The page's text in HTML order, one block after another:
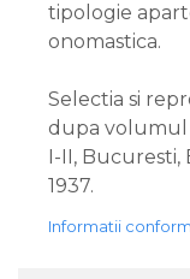
tipologie
onomastica.
Selectia si
dupa volumul
I-II, Bucuresti,
1937.
Informatii